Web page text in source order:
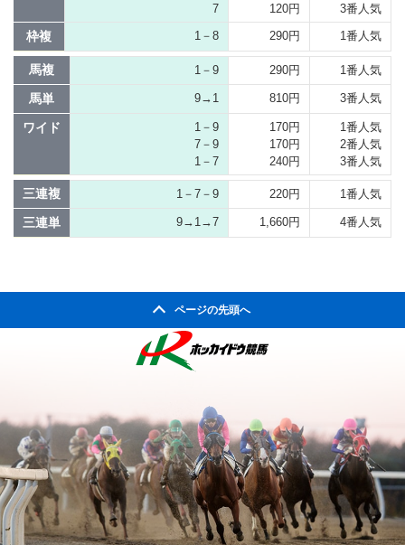
7
120円
3番人気
枠複 1－8 290円 1番人気
馬複 1－9 290円 1番人気
馬単 9→1 810円 3番人気
ワイド
1－9
7－9
1－7
170円
170円
240円
1番人気
2番人気
3番人気
三連複 1－7－9 220円 1番人気
三連単 9→1→7 1,660円 4番人気
ページの先頭へ